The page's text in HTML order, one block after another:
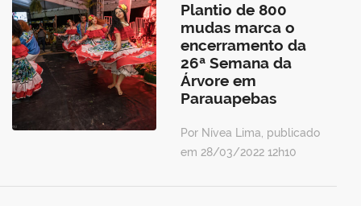
Plantio de 800
mudas marca o
encerramento da
26ª Semana da
Árvore em
Parauapebas
Por Nívea Lima, publicado
em 28/03/2022 12h10